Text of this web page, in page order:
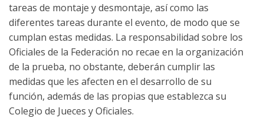
tareas de montaje y desmontaje, así como las
diferentes tareas durante el evento, de modo que se
cumplan estas medidas. La responsabilidad sobre los
Oficiales de la Federación no recae en la organización
de la prueba, no obstante, deberán cumplir las
medidas que les afecten en el desarrollo de su
función, además de las propias que establezca su
Colegio de Jueces y Oficiales.